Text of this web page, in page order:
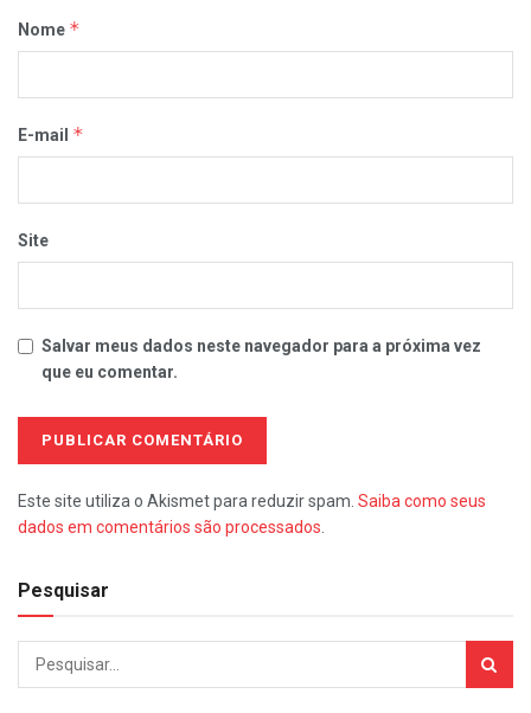
Nome *
E-mail *
Site
Salvar meus dados neste navegador para a próxima vez
que eu comentar.
Este site utiliza o Akismet para reduzir spam. Saiba como seus
dados em comentários são processados
Pesquisar